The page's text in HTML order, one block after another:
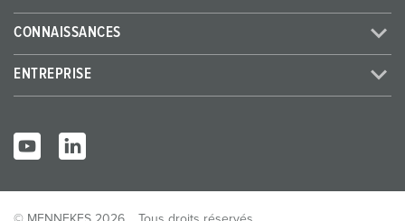
CONNAISSANCES
ENTREPRISE